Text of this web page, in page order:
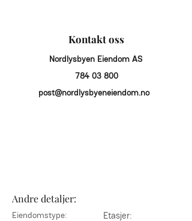
Kontakt oss
Nordlysbyen Eiendom AS
784 03 800
post@nordlysbyeneiendom.no
Andre detaljer:
Eiendomstype:
Etasjer: